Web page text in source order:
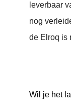
leverbaar
nog
de Elroq is
Wil je het